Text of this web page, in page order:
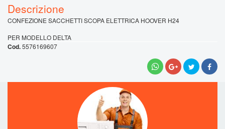
CONFEZIONE SACCHETTI SCOPA ELETTRICA HOOVER H24
PER MODELLO DELTA
5576169607